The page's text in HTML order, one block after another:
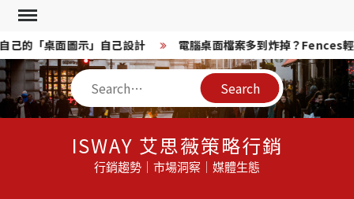
Skip
content
的「桌面圖示」自己設計 電腦桌面檔案多到炸掉？Fences輕
Search
ISWAY 艾思薇策略行銷
行銷趨勢｜市場洞察｜媒體生態